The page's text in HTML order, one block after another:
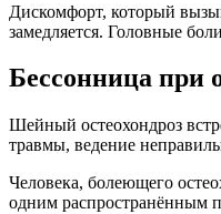
Дискомфорт, который
замедляется. Головные
Бессонница при
Шейный остеохондроз
травмы, ведение
Человека, болеющего
одним распространённым